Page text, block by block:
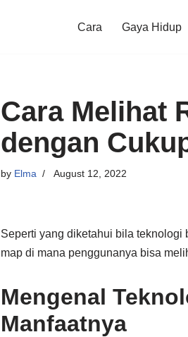
Cara Gaya Hidup
Cara Melihat
dengan
by Elma August 12, 2022
Seperti yang diketahui bila teknologi
map di mana penggunanya bisa
Mengenal
Manfaatnya